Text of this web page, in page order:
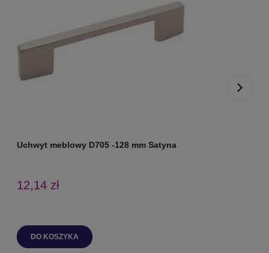
Uchwyt meblowy D705 -128 mm Satyna
12,14 zł
DO KOSZYKA